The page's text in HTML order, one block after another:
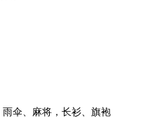
雨伞、麻将，长衫、旗袍